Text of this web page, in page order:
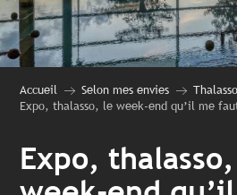
Accueil Selon mes envies
Thalasso
Expo, thalasso, le week-end qu’il me
Expo,